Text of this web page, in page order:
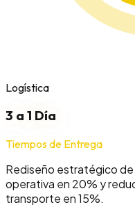
Logística
3 a 1 Día
Tiempos de Entrega
Rediseño estratégico de
operativa en 20% y
transporte en 15%.